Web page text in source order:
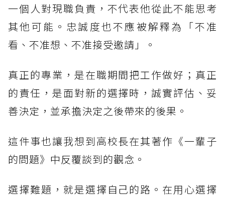
一個人對現職負責，不代表他從此不能思考
其他可能。忠誠度也不應被解釋為「不准
看、不准想、不准接受邀請」。
真正的專業，是在職期間把工作做好；真正
的責任，是面對新的選擇時，誠實評估、妥
善決定，並承擔決定之後帶來的後果。
這件事也讓我想到高校長在其著作《一輩子
的問題》中反覆談到的觀念。
選擇難題，就是選擇自己的路。在用心選擇